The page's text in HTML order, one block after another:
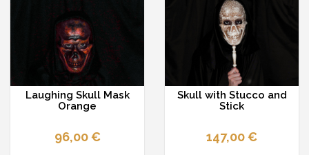
Laughing Skull Mask
Orange
96,00 €
Skull with Stucco and
Stick
147,00 €